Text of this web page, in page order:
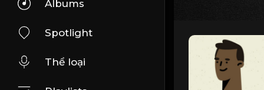
Albums
Spotlight
Thể loại